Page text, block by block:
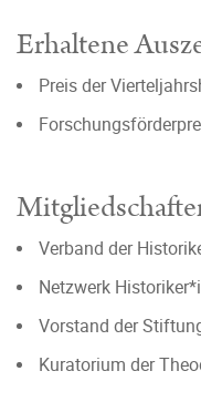
Erhaltene
Preis der
Verband der
Netzwerk
Vorstand der
Kuratorium der